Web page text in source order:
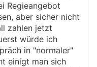
Regieangebot
aber sicher nicht
zahlen jetzt
würde ich
in "normaler"
einigt man sich